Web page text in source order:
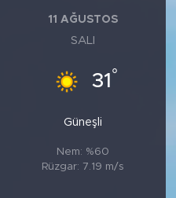
11 AĞUSTOS
SALI
31 °
Güneşli
Nem: %60
Rüzgar: 7.19 m/s